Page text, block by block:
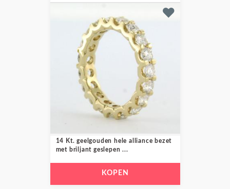
14 Kt. geelgouden hele alliance bezet
met briljant geslepen ...
KOPEN